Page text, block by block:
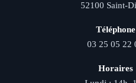
52100 Saint-
Téléphone
03 25 05 22
Horaires